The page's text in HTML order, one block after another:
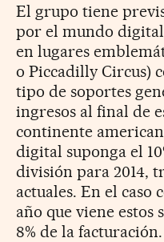
El grupo tiene
por el mundo digital
en lugares
o Piccadilly Circus)
tipo de soportes
ingresos al final de
continente
digital suponga el
división para 2014,
actuales. En el caso
año que viene estos
8% de la facturación.